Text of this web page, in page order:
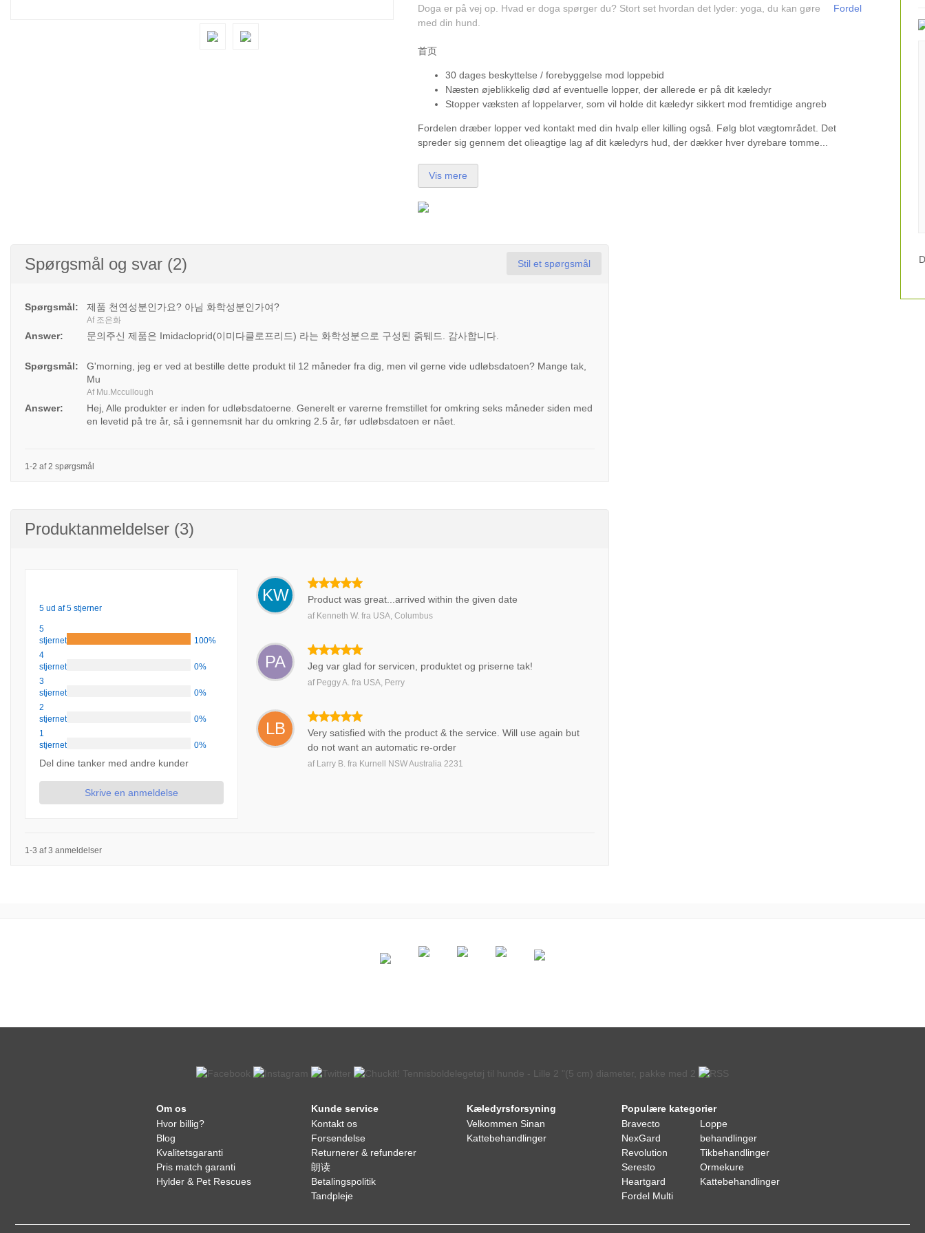
Doga er på vej op. Hvad er doga spørger du? Stort set hvordan det lyder: yoga, du kan gøre
med din hund.
Fordel
首页
30 dages beskyttelse / forebyggelse mod loppebid
Næsten øjeblikkelig død af eventuelle lopper, der allerede er på dit kæledyr
Stopper væksten af loppelarver, som vil holde dit kæledyr sikkert mod fremtidige angreb
Fordelen dræber lopper ved kontakt med din hvalp eller killing også. Følg blot vægtområdet. Det
spreder sig gennem det olieagtige lag af dit kæledyrs hud, der dækker hver dyrebare tomme...
Vis mere
Spørgsmål og svar (2) Stil et spørgsmål
Spørgsmål: 제품 천연성분인가요? 아님 화학성분인가여?
Af 조은화
Answer: 문의주신 제품은 Imidacloprid(이미다클로프리드) 라는 화학성분으로 구성된 줅뒈드. 감사합니다.
Spørgsmål:
G'morning, jeg er ved at bestille dette produkt til 12 måneder fra dig, men vil gerne vide udløbsdatoen? Mange tak,
Mu
Af Mu.Mccullough
Answer:
Hej, Alle produkter er inden for udløbsdatoerne. Generelt er varerne fremstillet for omkring seks måneder siden med
en levetid på tre år, så i gennemsnit har du omkring 2.5 år, før udløbsdatoen er nået.
1-2 af 2 spørgsmål
Produktanmeldelser (3)
5 ud af 5 stjerner
5
stjernet
100%
4
stjernet
0%
3
stjernet
0%
2
stjernet
0%
1
stjernet
0%
Del dine tanker med andre kunder
Skrive en anmeldelse
KW Product was great...arrived within the given date
af Kenneth W. fra USA, Columbus
PA Jeg var glad for servicen, produktet og priserne tak!
af Peggy A. fra USA, Perry
LB
Very satisfied with the product & the service. Will use again but
do not want an automatic re-order
af Larry B. fra Kurnell NSW Australia 2231
1-3 af 3 anmeldelser
Om os
Hvor billig?
Blog
Kvalitetsgaranti
Pris match garanti
Hylder & Pet Rescues
Kunde service
Kontakt os
Forsendelse
Returnerer & refunderer
朗读
Betalingspolitik
Tandpleje
Kæledyrsforsyning
Velkommen Sinan
Kattebehandlinger
Populære kategorier
Bravecto
NexGard
Revolution
Seresto
Heartgard
Fordel Multi
Loppe
behandlinger
Tikbehandlinger
Ormekure
Kattebehandlinger